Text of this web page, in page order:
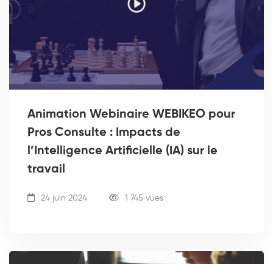
Animation Webinaire WEBIKEO pour
Pros Consulte : Impacts de
l’Intelligence Artificielle (IA) sur le
travail
24 juin 2024 1 745 vues